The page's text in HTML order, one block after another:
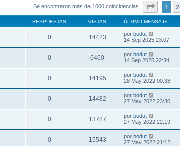
Se encontraron más de 1000 coincidencias Página1
1 2
RESPUESTAS VISTAS ÚLTIMO MENSAJE
0 14423 por bodut
14 Sep 2025 23:07
0 6460 por bodut
14 Sep 2025 22:34
0 14195 por bodut
28 May 2022 00:38
0 14482 por bodut
27 May 2022 23:30
0 13787 por bodut
27 May 2022 22:19
0 15543 por bodut
27 May 2022 21:12